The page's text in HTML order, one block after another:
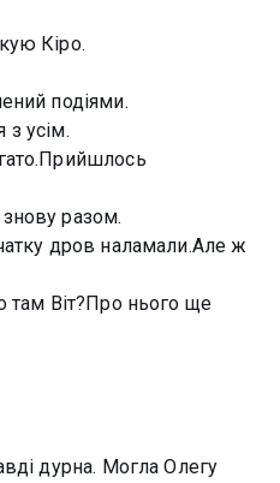
Кіро.
подіями.
усім.
разом.
дров наламали.Але ж
там Віт?Про нього ще
дурна. Могла Олегу